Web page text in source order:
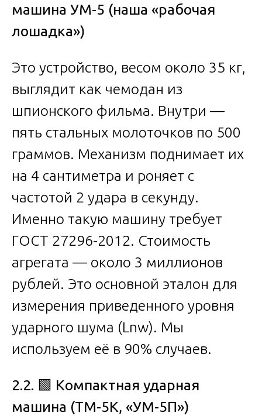
машина УМ-5 (наша «рабочая
лошадка»)
Это устройство, весом около 35 кг,
выглядит как чемодан из
шпионского фильма. Внутри —
пять стальных молоточков по 500
граммов. Механизм поднимает их
на 4 сантиметра и роняет с
частотой 2 удара в секунду.
Именно такую машину требует
ГОСТ 27296-2012. Стоимость
агрегата — около 3 миллионов
рублей. Это основной эталон для
измерения приведенного уровня
ударного шума (Lnw). Мы
используем её в 90% случаев.
2.2. 🟩 Компактная ударная
машина (ТМ-5К, «УМ-5П»)